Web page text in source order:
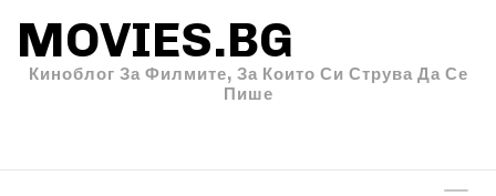
MOVIES.BG
Киноблог За Филмите, За Които Си Струва Да Се
Пише